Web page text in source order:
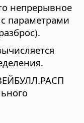
непрерывное
параметрами